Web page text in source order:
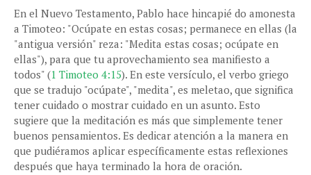
En el Nuevo Testamento, Pablo hace hincapié do amonesta
a Timoteo: "Ocúpate en estas cosas; permanece en ellas (la
"antigua versión" reza: "Medita estas cosas; ocúpate en
ellas"), para que tu aprovechamiento sea manifiesto a
todos" (1 Timoteo 4:15). En este versículo, el verbo griego
que se tradujo "ocúpate", "medita", es meletao, que significa
tener cuidado o mostrar cuidado en un asunto. Esto
sugiere que la meditación es más que simplemente tener
buenos pensamientos. Es dedicar atención a la manera en
que pudiéramos aplicar específicamente estas reflexiones
después que haya terminado la hora de oración.